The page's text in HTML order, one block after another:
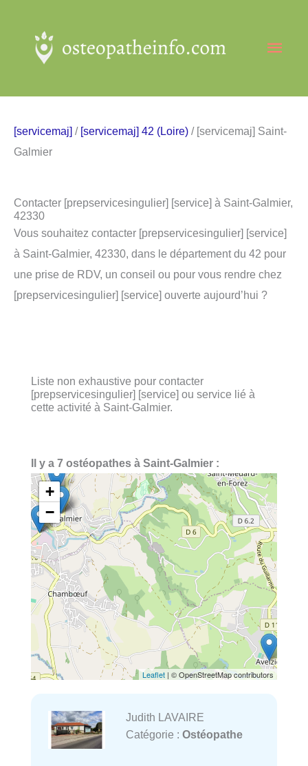
contenu
[servicemaj] / [servicemaj] 42 (Loire) / [servicemaj] Saint-
Galmier
Contacter [prepservicesingulier] [service] à Saint-Galmier,
42330
Vous souhaitez contacter [prepservicesingulier] [service]
à Saint-Galmier, 42330, dans le département du 42 pour
une prise de RDV, un conseil ou pour vous rendre chez
[prepservicesingulier] [service] ouverte aujourd’hui ?
Liste non exhaustive pour contacter
[prepservicesingulier] [service] ou service lié à
cette activité à Saint-Galmier.
Il y a 7 ostéopathes à Saint-Galmier :
+
−
Leaflet | © OpenStreetMap contributors
Judith LAVAIRE
Catégorie : Ostéopathe